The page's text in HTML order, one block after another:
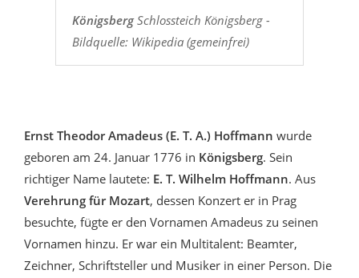
KönigsbergSchlossteich Königsberg -
Bildquelle: Wikipedia (gemeinfrei)
Ernst Theodor Amadeus (E. T. A.) Hoffmann wurde
geboren am 24. Januar 1776 in Königsberg. Sein
richtiger Name lautete: E. T. Wilhelm Hoffmann. Aus
Verehrung für Mozart, dessen Konzert er in Prag
besuchte, fügte er den Vornamen Amadeus zu seinen
Vornamen hinzu. Er war ein Multitalent: Beamter,
Zeichner, Schriftsteller und Musiker in einer Person. Die